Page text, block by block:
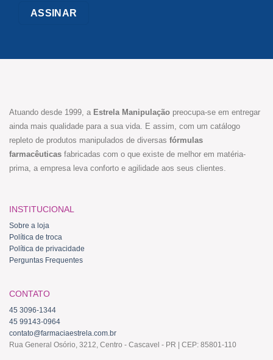
Atuando desde 1999, a Estrela Manipulação preocupa-se em entregar
ainda mais qualidade para a sua vida. E assim, com um catálogo
repleto de produtos manipulados de diversas fórmulas
farmacêuticas fabricadas com o que existe de melhor em matéria-
prima, a empresa leva conforto e agilidade aos seus clientes.
INSTITUCIONAL
Sobre a loja
Política de troca
Política de privacidade
Perguntas Frequentes
CONTATO
45 3096-1344
45 99143-0964
contato@farmaciaestrela.com.br
Rua General Osório, 3212, Centro - Cascavel - PR | CEP: 85801-110